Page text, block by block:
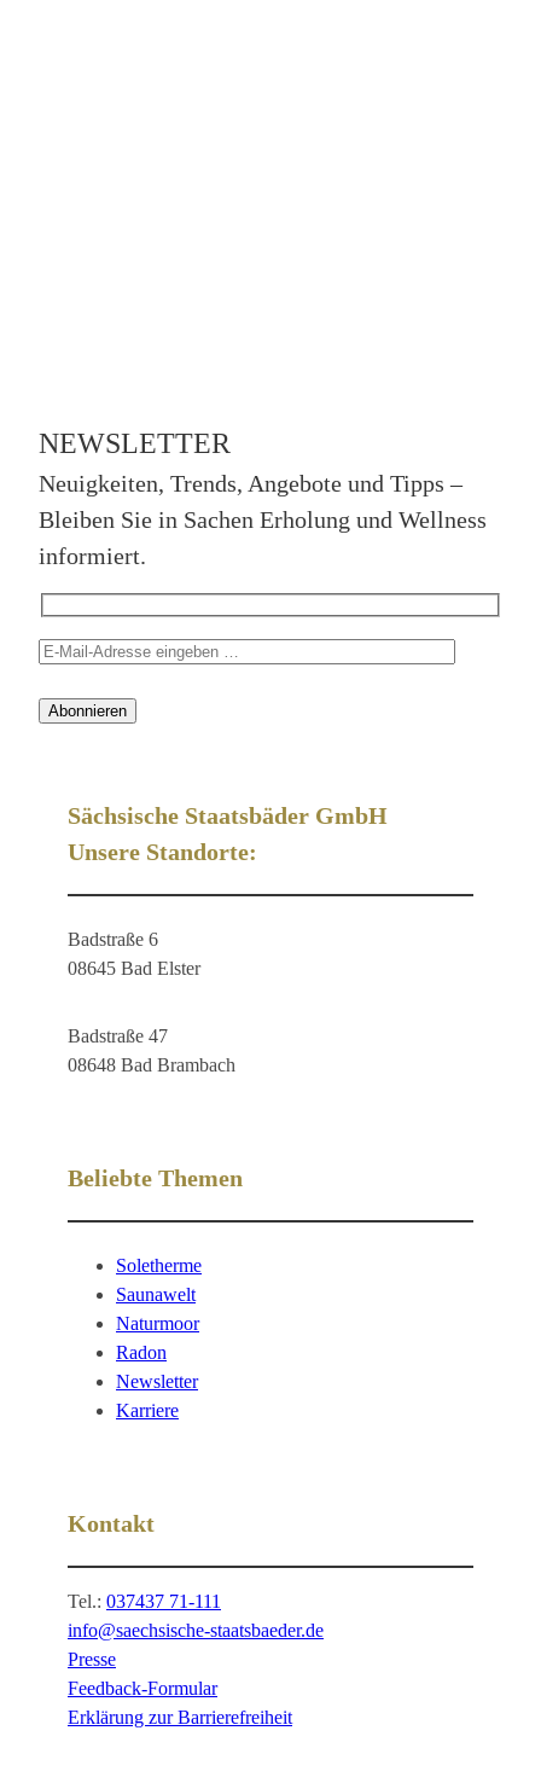
NEWSLETTER
Neuigkeiten, Trends, Angebote und Tipps –
Bleiben Sie in Sachen Erholung und Wellness
informiert.
Sächsische Staatsbäder GmbH
Unsere Standorte:
Badstraße 6
08645 Bad Elster
Badstraße 47
08648 Bad Brambach
Beliebte Themen
Soletherme
Saunawelt
Naturmoor
Radon
Newsletter
Karriere
Kontakt
Tel.: 037437 71-111
info@saechsische-staatsbaeder.de
Presse
Feedback-Formular
Erklärung zur Barrierefreiheit